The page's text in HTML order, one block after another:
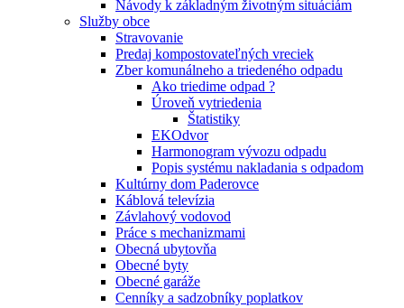
Návody k základným životným situáciám
Služby obce
Stravovanie
Predaj kompostovateľných vreciek
Zber komunálneho a triedeného odpadu
Ako triedime odpad ?
Úroveň vytriedenia
Štatistiky
EKOdvor
Harmonogram vývozu odpadu
Popis systému nakladania s odpadom
Kultúrny dom Paderovce
Káblová televízia
Závlahový vodovod
Práce s mechanizmami
Obecná ubytovňa
Obecné byty
Obecné garáže
Cenníky a sadzobníky poplatkov